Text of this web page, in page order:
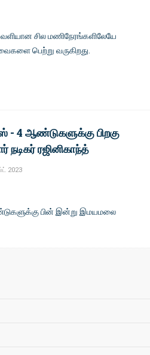
சில மணிநேரங்களிலேயே
பெற்று வருகிறது.
- 4 ஆண்டுகளுக்கு பிறகு
நடிகர் ரஜினிகாந்த்
2023
பின் இன்று இமயமலை